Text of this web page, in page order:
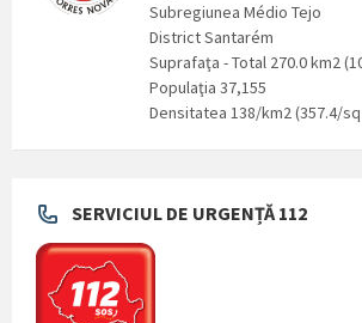
Subregiunea Médio Tejo
District Santarém
Suprafaţa - Total 270.0 km2
Populaţia 37,155
Densitatea 138/km2 (357.4/
SERVICIUL DE URGENȚĂ 112